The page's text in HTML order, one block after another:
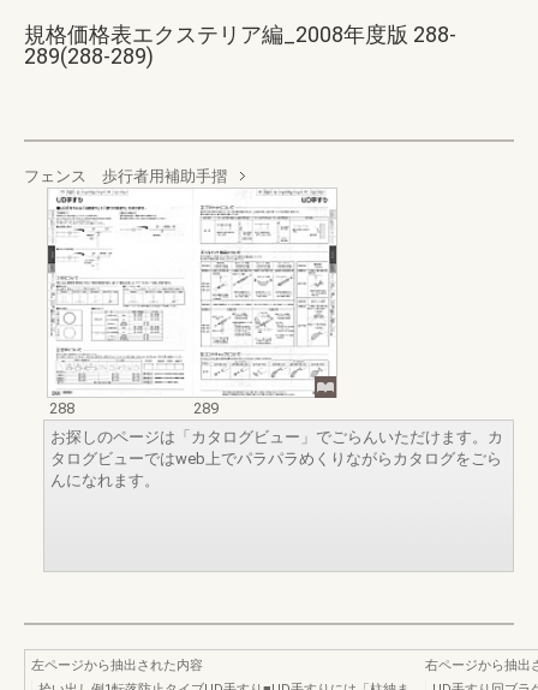
規格価格表エクステリア編_2008年度版 288-
289(288-289)
フェンス 歩行者用補助手摺
288
289
お探しのページは「カタログビュー」でごらんいただけます。カ
タログビューではweb上でパラパラめくりながらカタログをごら
んになれます。
左ページから抽出された内容
右ページから抽出